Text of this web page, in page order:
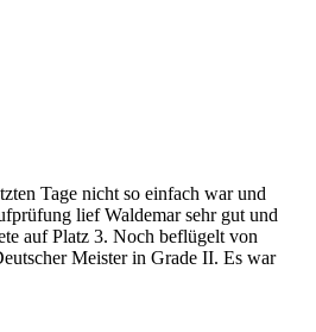
Tage nicht so einfach war und
lief Waldemar sehr gut und
auf Platz 3. Noch beflügelt von
Meister in Grade II. Es war